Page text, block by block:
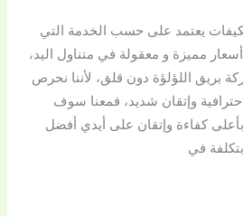
يعتمد على حسب الخدمة التي
مميزة و معقولة في متناول اليد،
بريق اللؤلؤة دون قلق، لأننا نحرص
وإتقان شديد، فمعنا سوف
كفاءة وإتقان على أيدي أفضل
في